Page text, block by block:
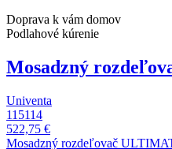
Doprava k vám domov
Podlahové kúrenie
Mosadzný
Univenta
115114
522,75 €
Mosadzný rozdeľovač